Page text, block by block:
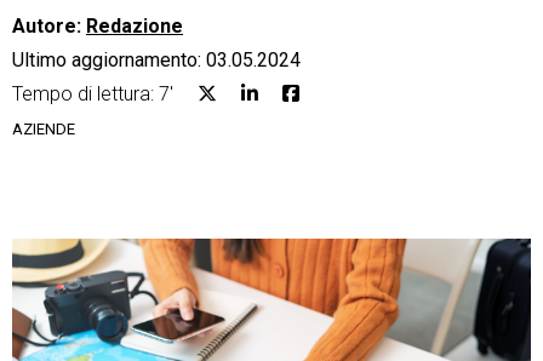
Ecommerce
Financial Solutions
HR
Autore: Redazione
Ultimo aggiornamento: 03.05.2024
Tempo di lettura: 7'
AZIENDE